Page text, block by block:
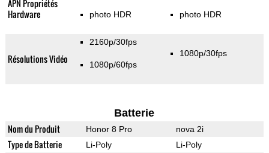
APN Propriétés
Hardware
photo HDR photo HDR
Résolutions Vidéo
2160p/30fps
1080p/60fps
1080p/30fps
Batterie
Nom du Produit Honor 8 Pro nova 2i
Type de Batterie Li-Poly Li-Poly